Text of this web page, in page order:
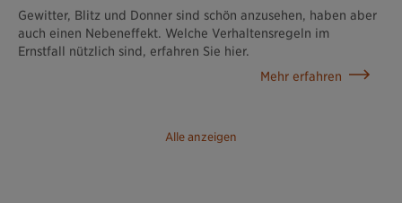
Alle anzeigen
Gewitter, Blitz und Donner sind schön anzusehen, haben aber
auch einen Nebeneffekt. Welche Verhaltensregeln im
Ernstfall nützlich sind, erfahren Sie hier.
Mehr erfahren